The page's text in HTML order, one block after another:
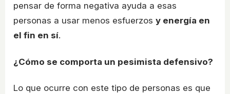
pensar de forma negativa ayuda a esas
personas a usar menos esfuerzos y energía en
el fin en sí.
¿Cómo se comporta un pesimista defensivo?
Lo que ocurre con este tipo de personas es que